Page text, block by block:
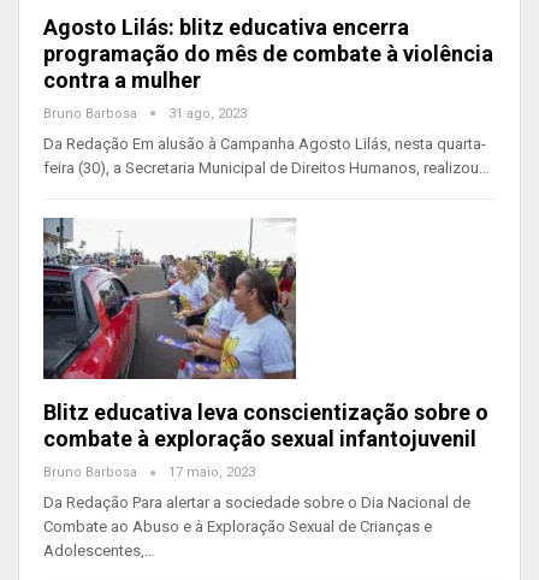
Agosto Lilás: blitz educativa encerra
programação do mês de combate à violência
contra a mulher
Bruno Barbosa 31 ago, 2023
Da Redação Em alusão à Campanha Agosto Lilás, nesta quarta-
feira (30), a Secretaria Municipal de Direitos Humanos, realizou…
Blitz educativa leva conscientização sobre o
combate à exploração sexual infantojuvenil
Bruno Barbosa 17 maio, 2023
Da Redação Para alertar a sociedade sobre o Dia Nacional de
Combate ao Abuso e à Exploração Sexual de Crianças e
Adolescentes,…